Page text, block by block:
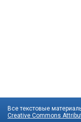
Все текстовые
Creative Commons